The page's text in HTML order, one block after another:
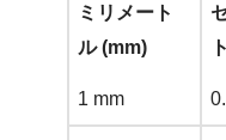
ミリメート
ル (mm)
1 mm